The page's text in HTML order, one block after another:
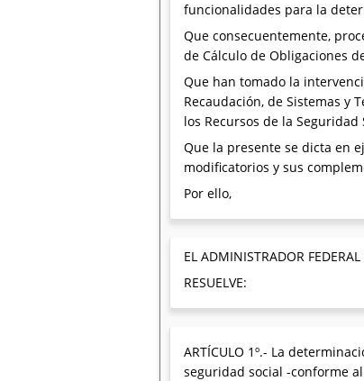
funcionalidades para la
Que consecuentemente,
de Cálculo de Obligaciones
Que han tomado la
Recaudación, de Sistemas y
los Recursos de la
Que la presente se dicta en
modificatorios y sus
Por ello,
EL ADMINISTRADOR
RESUELVE:
ARTÍCULO 1º.- La
seguridad social -conforme